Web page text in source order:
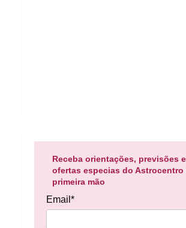
Receba orientações, previsões e
ofertas especias do Astrocentro
primeira mão
Email*